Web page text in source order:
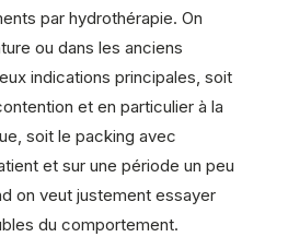
par hydrothérapie. On
ou dans les anciens
indications principales, soit
et en particulier à la
soit le packing avec
et sur une période un peu
on veut justement essayer
du comportement.